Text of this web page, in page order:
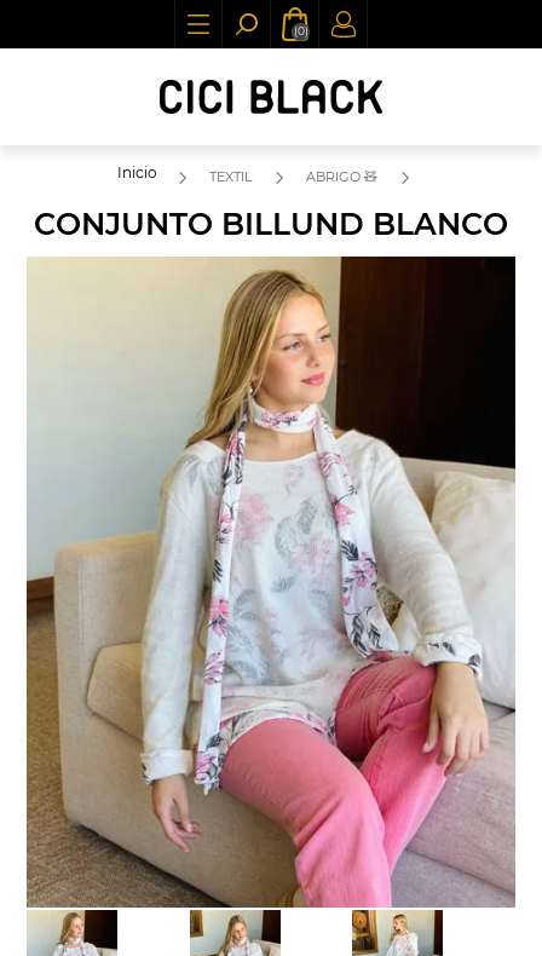
(0)
Inicio TEXTIL ABRIGO 🧸
CONJUNTO BILLUND BLANCO